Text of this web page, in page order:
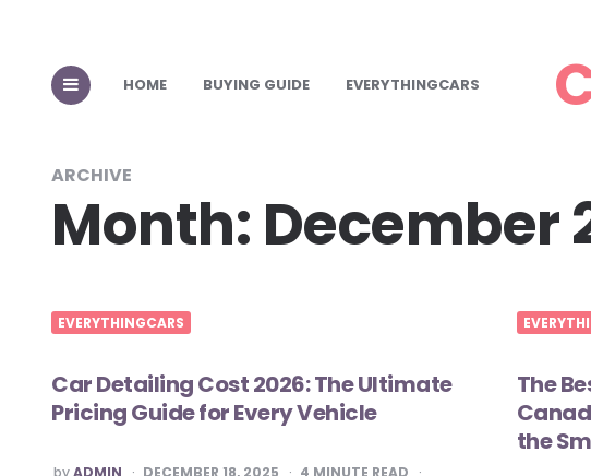
HOME BUYING GUIDE EVERYTHINGCARS
ARCHIVE
Month: December
EVERYTHINGCARS
Car Detailing Cost 2026: The Ultimate
Pricing Guide for Every Vehicle
POSTED
byADMIN DECEMBER 18, 2025 4 MINUTE READ
The
the